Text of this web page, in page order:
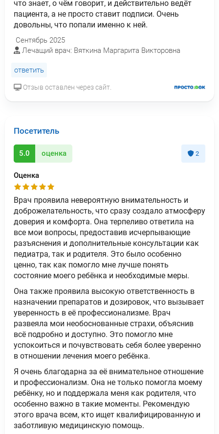
что знает, о чём говорит, и действительно ведёт
пациента, а не просто ставит подписи. Очень
довольны, что попали именно к ней.
Сентябрь 2025
Лечащий врач: Вяткина Маргарита Викторовна
ответить
Отзыв оставлен через сайт.
Посетитель
5.0 оценка 2
Оценка
Врач проявила невероятную внимательность и
доброжелательность, что сразу создало атмосферу
доверия и комфорта. Она терпеливо ответила на
все мои вопросы, предоставив исчерпывающие
разъяснения и дополнительные консультации как
педиатра, так и родителя. Это было особенно
ценно, так как помогло мне лучше понять
состояние моего ребёнка и необходимые меры.
Она также проявила высокую ответственность в
назначении препаратов и дозировок, что вызывает
уверенность в её профессионализме. Врач
развеяла мои необоснованные страхи, объяснив
всё подробно и доступно. Это помогло мне
успокоиться и почувствовать себя более уверенно
в отношении лечения моего ребёнка.
Я очень благодарна за её внимательное отношение
и профессионализм. Она не только помогла моему
ребёнку, но и поддержала меня как родителя, что
особенно важно в такие моменты. Рекомендую
этого врача всем, кто ищет квалифицированную и
заботливую медицинскую помощь.